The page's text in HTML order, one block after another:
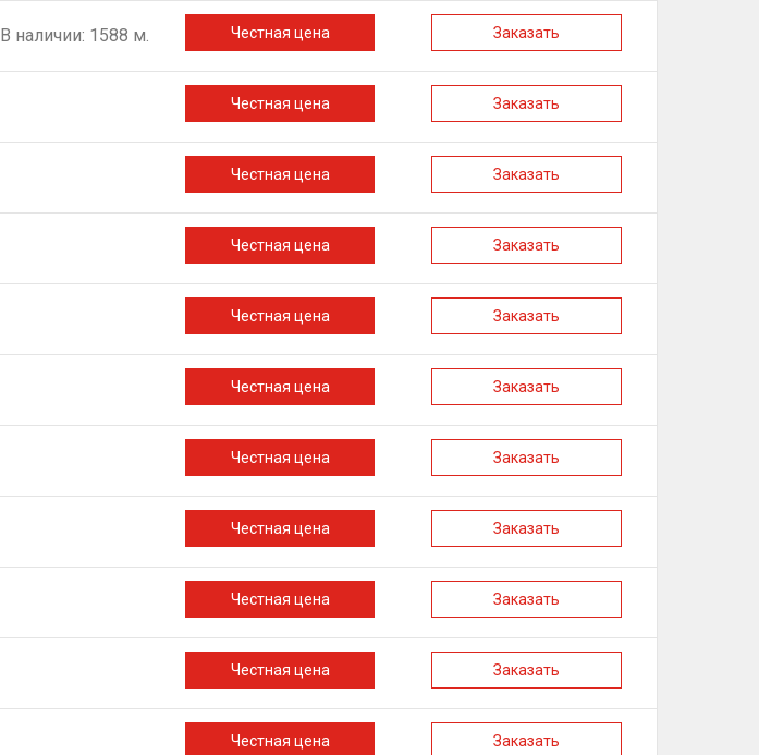
Заказать
Честная цена
В наличии: 1588 м.
Заказать
Честная цена
Заказать
Честная цена
Заказать
Честная цена
Заказать
Честная цена
Заказать
Честная цена
Заказать
Честная цена
Заказать
Честная цена
Заказать
Честная цена
Заказать
Честная цена
Заказать
Честная цена